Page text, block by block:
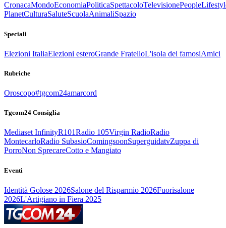
CronacaMondoEconomiaPoliticaSpettacoloTelevisionePeople
PlanetCulturaSaluteScuolaAnimaliSpazio
Speciali
Elezioni ItaliaElezioni esteroGrande FratelloL'isola dei famosiAmici
Rubriche
Oroscopo#tgcom24amarcord
Tgcom24 Consiglia
Mediaset InfinityR101Radio 105Virgin RadioRadio
MontecarloRadio SubasioComingsoonSuperguidatvZuppa di
PorroNon SprecareCotto e Mangiato
Eventi
Identità Golose 2026Salone del Risparmio 2026Fuorisalone
2026L'Artigiano in Fiera 2025